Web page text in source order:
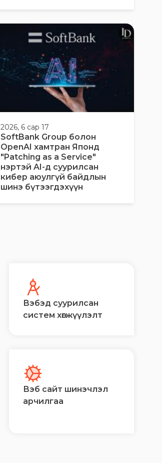
2026, 6 сар 17
SoftBank Group болон
OpenAI хамтран Японд
"Patching as a Service"
нэртэй AI-д суурилсан
кибер аюулгүй байдлын
шинэ бүтээгдэхүүн
Вэбэд суурилсан
систем хөгжүүлэлт
Вэб сайт шинэчлэл
арчилгаа